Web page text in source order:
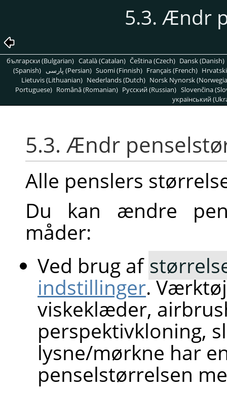
5.3. Ændr
български (Bulgarian) Català (Catalan) Čeština (Czech) Dansk (Danish)
(Spanish)
پارسی (Persian) Suomi (Finnish) Français (French)
Lietuvis (Lithuanian) Nederlands (Dutch) Norsk Nynorsk
Portuguese) Română (Romanian) Pусский (Russian) Slovenčina
український
5.3. Ændr
Alle penslers
Du kan ændre
måder:
Ved brug af
indstillinger.
viskeklæder,
perspektivkloning,
lysne/mørkne har
penselstørrelsen